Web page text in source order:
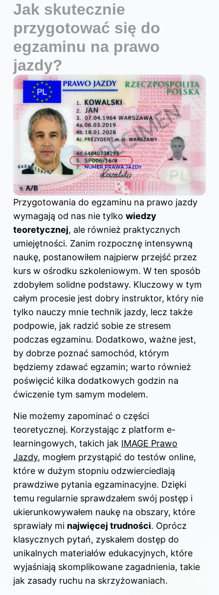
Jak skutecznie
przygotować się do
egzaminu na prawo
jazdy?
Przygotowania do egzaminu na prawo jazdy
wymagają od nas nie tylko wiedzy
teoretycznej, ale również praktycznych
umiejętności. Zanim rozpocznę intensywną
naukę, postanowiłem najpierw przejść przez
kurs w ośrodku szkoleniowym. W ten sposób
zdobyłem solidne podstawy. Kluczowy w tym
całym procesie jest dobry instruktor, który nie
tylko nauczy mnie technik jazdy, lecz także
podpowie, jak radzić sobie ze stresem
podczas egzaminu. Dodatkowo, ważne jest,
by dobrze poznać samochód, którym
będziemy zdawać egzamin; warto również
poświęcić kilka dodatkowych godzin na
ćwiczenie tym samym modelem.
Nie możemy zapominać o części
teoretycznej. Korzystając z platform e-
learningowych, takich jak IMAGE Prawo
Jazdy, mogłem przystąpić do testów online,
które w dużym stopniu odzwierciedlają
prawdziwe pytania egzaminacyjne. Dzięki
temu regularnie sprawdzałem swój postęp i
ukierunkowywałem naukę na obszary, które
sprawiały mi najwięcej trudności. Oprócz
klasycznych pytań, zyskałem dostęp do
unikalnych materiałów edukacyjnych, które
wyjaśniają skomplikowane zagadnienia, takie
jak zasady ruchu na skrzyżowaniach.